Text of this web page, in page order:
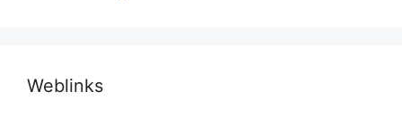
Weblinks